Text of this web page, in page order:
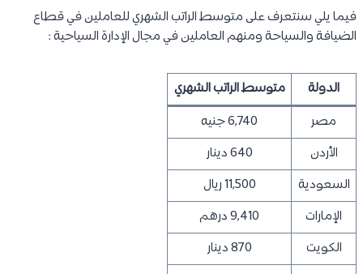
فيما يلي سنتعرف على متوسط الراتب الشهري للعاملين في قطاع
الضيافة والسياحة ومنهم العاملين في مجال الإدارة السياحية :
الدولة
متوسط الراتب الشهري
مصر
6,740 جنيه
الأردن
640 دينار
السعودية
11,500 ريال
الإمارات
9,410 درهم
الكويت
870 دينار